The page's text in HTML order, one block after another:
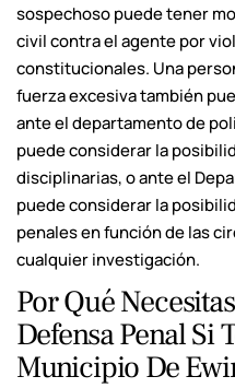
sospechoso puede tener
civil contra el agente por
constitucionales. Una
fuerza excesiva también
ante el departamento de
puede considerar la
disciplinarias, o ante el
puede considerar la
penales en función de las
cualquier investigación.
Por Qué
Defensa Penal Si
Municipio De